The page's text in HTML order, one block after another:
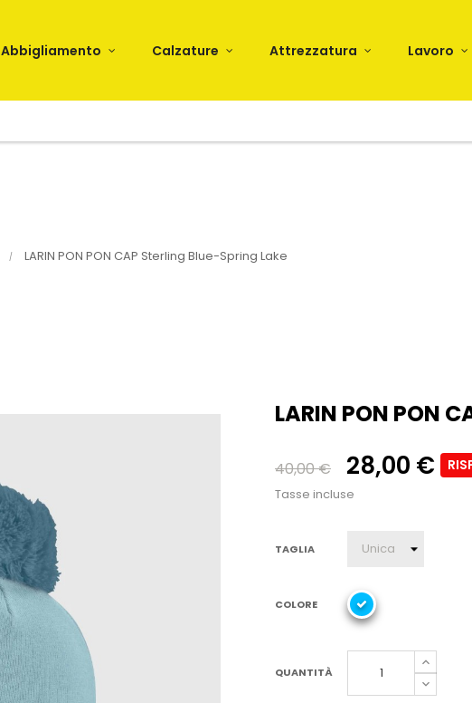
Abbigliamento Calzature Attrezzatura Lavoro
LARIN PON PON CAP Sterling Blue-Spring Lake
LARIN PON PON
40,00 € 28,00 €
Tasse incluse
TAGLIA
COLORE
QUANTITÀ